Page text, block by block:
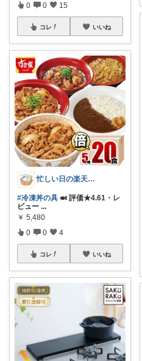
0 0 15
コレ いいね
忙しい日の楽天メモ
#冷凍丼の具 🍛 評価★4.61・レ
ビュー ...
￥ 5,480
0 0 4
コレ いいね